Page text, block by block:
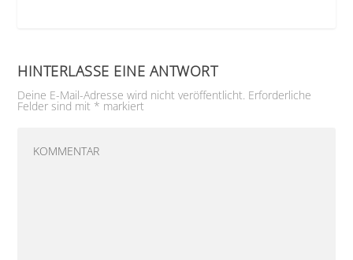
HINTERLASSE EINE ANTWORT
Deine E-Mail-Adresse wird nicht veröffentlicht. Erforderliche
Felder sind mit * markiert